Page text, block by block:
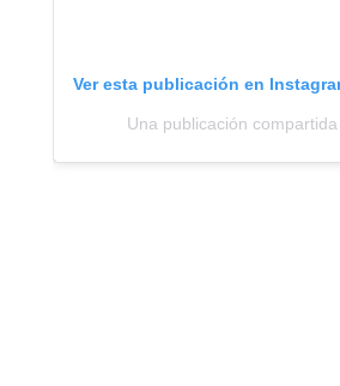
Ver esta publicación en
Una publicación